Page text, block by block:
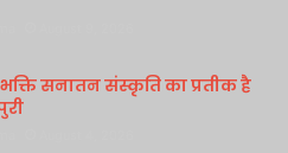
सनातन संस्कृति का प्रतीक है